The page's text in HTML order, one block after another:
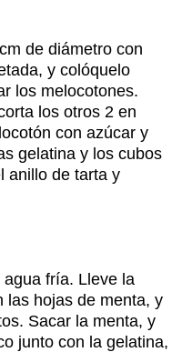
de diámetro con
y colóquelo
los melocotones.
los otros 2 en
con azúcar y
gelatina y los cubos
anillo de tarta y
fría. Lleve la
las hojas de menta, y
Sacar la menta, y
junto con la gelatina,